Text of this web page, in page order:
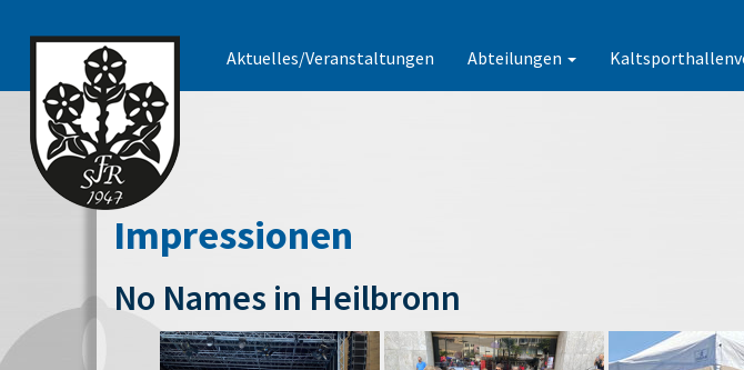
Aktuelles/Veranstaltungen Abteilungen
Impressionen
No Names in Heilbronn